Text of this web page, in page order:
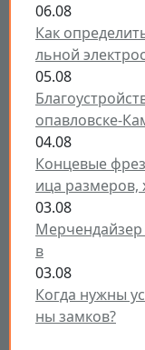
06.08
Как
льной
05.08
опавловске-
04.08
Концевые
ица размеров,
03.08
Мерчендайзер
в
03.08
Когда нужны
ны замков?